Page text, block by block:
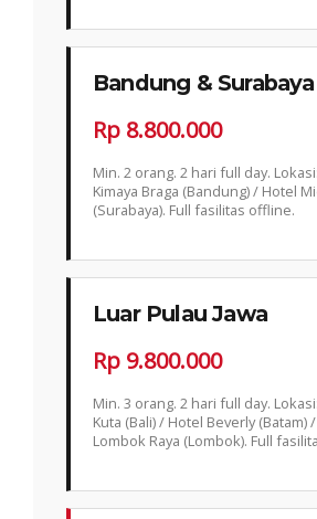
Bandung & Surabaya
Rp 8.800.000
Min. 2 orang. 2 hari full day.
Kimaya Braga (Bandung) / Hotel
(Surabaya). Full fasilitas offline.
Luar Pulau Jawa
Rp 9.800.000
Min. 3 orang. 2 hari full day.
Kuta (Bali) / Hotel Beverly (Batam)
Lombok Raya (Lombok). Full